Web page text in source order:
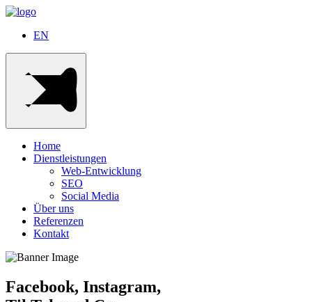
EN
Home
Dienstleistungen
Web-Entwicklung
SEO
Social Media
Über uns
Referenzen
Kontakt
Facebook, Instagram,